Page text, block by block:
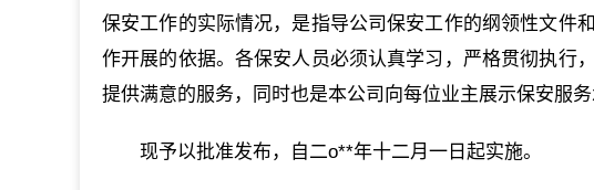
保安工作的实际情况，是指导公司保安工作的纲领性文件
作开展的依据。各保安人员必须认真学习，严格贯彻执行
提供满意的服务，同时也是本公司向每位业主展示保安服务
现予以批准发布，自二o**年十二月一日起实施。